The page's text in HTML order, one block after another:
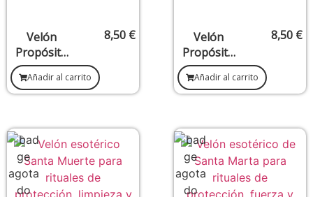
Velón
Propósito
Pomba Gira
– Atracción,
pasión y
o
8,50 €
Añadir al carrito
Velón
Propósito
Unión
Familiar –
Paz y
el hogar
8,50 €
Añadir al carrito